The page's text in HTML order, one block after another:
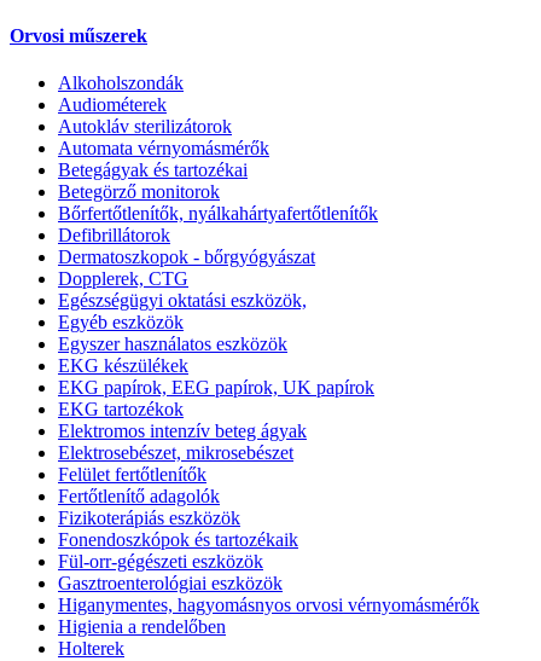
Orvosi műszerek
Alkoholszondák
Audiométerek
Autokláv sterilizátorok
Automata vérnyomásmérők
Betegágyak és tartozékai
Betegörző monitorok
Bőrfertőtlenítők, nyálkahártyafertőtlenítők
Defibrillátorok
Dermatoszkopok - bőrgyógyászat
Dopplerek, CTG
Egészségügyi oktatási eszközök,
Egyéb eszközök
Egyszer használatos eszközök
EKG készülékek
EKG papírok, EEG papírok, UK papírok
EKG tartozékok
Elektromos intenzív beteg ágyak
Elektrosebészet, mikrosebészet
Felület fertőtlenítők
Fertőtlenítő adagolók
Fizikoterápiás eszközök
Fonendoszkópok és tartozékaik
Fül-orr-gégészeti eszközök
Gasztroenterológiai eszközök
Higanymentes, hagyomásnyos orvosi vérnyomásmérők
Higienia a rendelőben
Holterek